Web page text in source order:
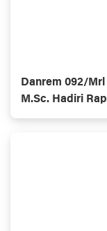
Danrem 092/
M.Sc. Hadiri
Daerah Se-